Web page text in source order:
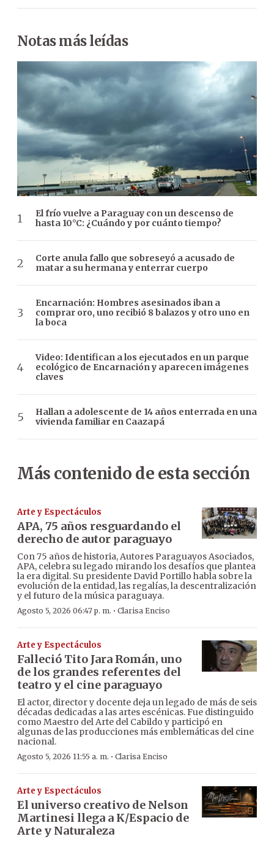
Notas más leídas
El frío vuelve a Paraguay con un descenso de
hasta 10°C: ¿Cuándo y por cuánto tiempo?
Corte anula fallo que sobreseyó a acusado de
matar a su hermana y enterrar cuerpo
Encarnación: Hombres asesinados iban a
comprar oro, uno recibió 8 balazos y otro uno en
la boca
Video: Identifican a los ejecutados en un parque
ecológico de Encarnación y aparecen imágenes
claves
Hallan a adolescente de 14 años enterrada en una
vivienda familiar en Caazapá
Más contenido de esta sección
Arte y Espectáculos
APA, 75 años resguardando el
derecho de autor paraguayo
Con 75 años de historia, Autores Paraguayos Asociados,
APA, celebra su legado mirando los desafíos que plantea
la era digital. Su presidente David Portillo habla sobre la
evolución de la entidad, las regalías, la descentralización
y el futuro de la música paraguaya.
Agosto 5, 2026 06:47 p. m. · Clarisa Enciso
Arte y Espectáculos
Falleció Tito Jara Román, uno
de los grandes referentes del
teatro y el cine paraguayo
El actor, director y docente deja un legado de más de seis
décadas dedicadas a las artes escénicas. Fue distinguido
como Maestro del Arte del Cabildo y participó en
algunas de las producciones más emblemáticas del cine
nacional.
Agosto 5, 2026 11:55 a. m. · Clarisa Enciso
Arte y Espectáculos
El universo creativo de Nelson
Martinesi llega a K/Espacio de
Arte y Naturaleza